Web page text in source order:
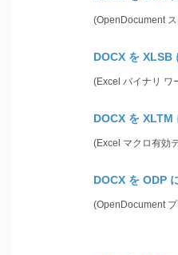
(OpenDocument
DOCX を XLSB
(Excel バイナリ ワ
DOCX を XLTM
(Excel マクロ有効
DOCX を ODP
(OpenDocument